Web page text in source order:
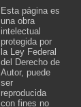
Esta página es
una obra
intelectual
protegida por
la Ley Federal
del Derecho de
Autor, puede
ser
reproducida
con fines no